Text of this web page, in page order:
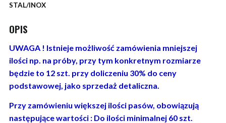
STAL/INOX
OPIS
UWAGA ! Istnieje możliwość zamówienia mniejszej
ilości np. na próby, przy tym konkretnym rozmiarze
będzie to 12 szt. przy doliczeniu 30% do ceny
podstawowej, jako sprzedaż detaliczna.
Przy zamówieniu większej ilości pasów, obowiązują
następujące wartości : Do ilości minimalnej 60 szt.